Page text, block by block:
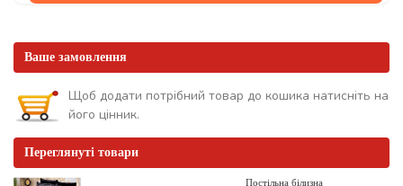
Ваше замовлення
Щоб додати потрібний товар до кошика натисніть на
його цінник.
Переглянуті товари
Постільна білизна